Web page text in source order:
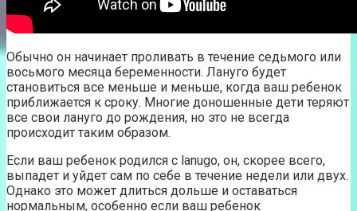
Обычно он начинает проливать в течение седьмого или
восьмого месяца беременности. Лануго будет
становиться все меньше и меньше, когда ваш ребенок
приближается к сроку. Многие доношенные дети теряют
все свои лануго до рождения, но это не всегда
происходит таким образом.
Если ваш ребенок родился с lanugo, он, скорее всего,
выпадет и уйдет сам по себе в течение недели или двух.
Однако это может длиться дольше и оставаться
нормальным, особенно если ваш ребенок